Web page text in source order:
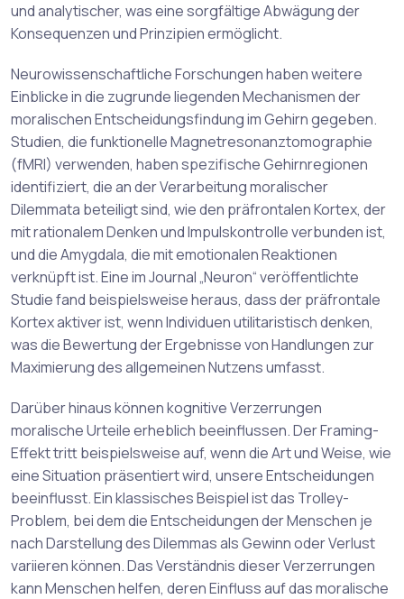
und analytischer, was eine sorgfältige Abwägung der
Konsequenzen und Prinzipien ermöglicht.
Neurowissenschaftliche Forschungen haben weitere
Einblicke in die zugrunde liegenden Mechanismen der
moralischen Entscheidungsfindung im Gehirn gegeben.
Studien, die funktionelle Magnetresonanztomographie
(fMRI) verwenden, haben spezifische Gehirnregionen
identifiziert, die an der Verarbeitung moralischer
Dilemmata beteiligt sind, wie den präfrontalen Kortex, der
mit rationalem Denken und Impulskontrolle verbunden ist,
und die Amygdala, die mit emotionalen Reaktionen
verknüpft ist. Eine im Journal „Neuron“ veröffentlichte
Studie fand beispielsweise heraus, dass der präfrontale
Kortex aktiver ist, wenn Individuen utilitaristisch denken,
was die Bewertung der Ergebnisse von Handlungen zur
Maximierung des allgemeinen Nutzens umfasst.
Darüber hinaus können kognitive Verzerrungen
moralische Urteile erheblich beeinflussen. Der Framing-
Effekt tritt beispielsweise auf, wenn die Art und Weise, wie
eine Situation präsentiert wird, unsere Entscheidungen
beeinflusst. Ein klassisches Beispiel ist das Trolley-
Problem, bei dem die Entscheidungen der Menschen je
nach Darstellung des Dilemmas als Gewinn oder Verlust
variieren können. Das Verständnis dieser Verzerrungen
kann Menschen helfen, deren Einfluss auf das moralische